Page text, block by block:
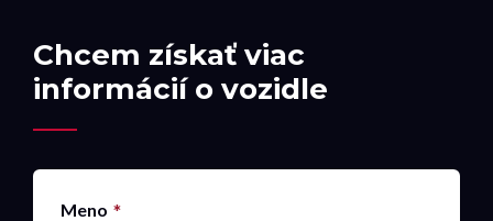
Chcem získať viac
informácií o vozidle
Meno